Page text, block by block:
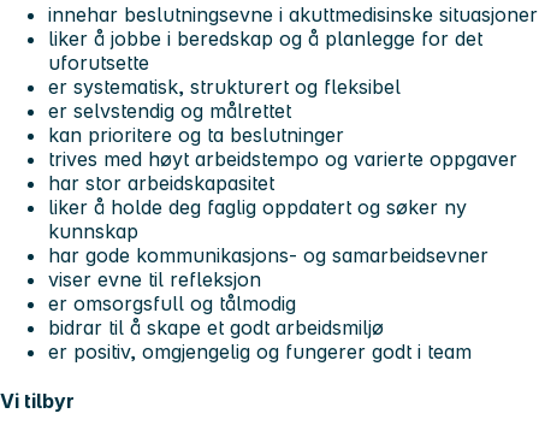
innehar beslutningsevne i akuttmedisinske situasjoner
liker å jobbe i beredskap og å planlegge for det
uforutsette
er systematisk, strukturert og fleksibel
er selvstendig og målrettet
kan prioritere og ta beslutninger
trives med høyt arbeidstempo og varierte oppgaver
har stor arbeidskapasitet
liker å holde deg faglig oppdatert og søker ny
kunnskap
har gode kommunikasjons- og samarbeidsevner
viser evne til refleksjon
er omsorgsfull og tålmodig
bidrar til å skape et godt arbeidsmiljø
er positiv, omgjengelig og fungerer godt i team
Vi tilbyr